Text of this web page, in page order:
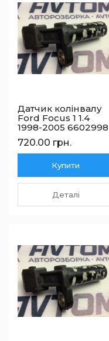
Датчик колінвалу
Ford Focus 1 1.4
1998-2005 6602998
720.00 грн.
Купити
Деталі